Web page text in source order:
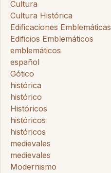
Cultura
Cultura Histórica
Edificaciones Emblemáticas
Edificios Emblemáticos
emblemáticos
español
Gótico
histórica
histórico
Históricos
históricos
históricos
medievales
medievales
Modernismo